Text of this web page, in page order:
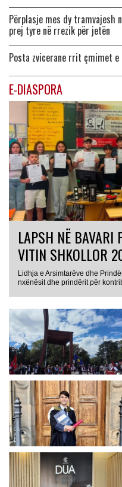
Përplasje mes dy tramvajesh
prej tyre në rrezik për jetën
Posta zvicerane rrit çmimet
E-DIASPORA
LAPSH NË BAVARI
VITIN SHKOLLOR
Lidhja e Arsimtarëve dhe
nxënësit dhe prindërit për